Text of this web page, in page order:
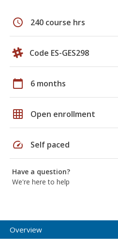
schedule 240 course hrs
Code ES-GES298
calendar_today 6 months
grid_on Open enrollment
speed Self paced
Have a question?
We're here to help
Overview